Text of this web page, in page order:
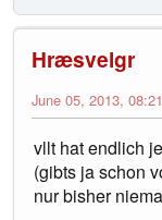
Hræsvelgr
June 05, 2013,
vllt hat endlich
(gibts ja schon
nur bisher